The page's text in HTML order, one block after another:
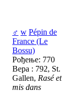
♂ w Pépin de
France (Le
Bossu)
Рођење: 770
Вера : 792, St.
Gallen, Rasé et
mis dans